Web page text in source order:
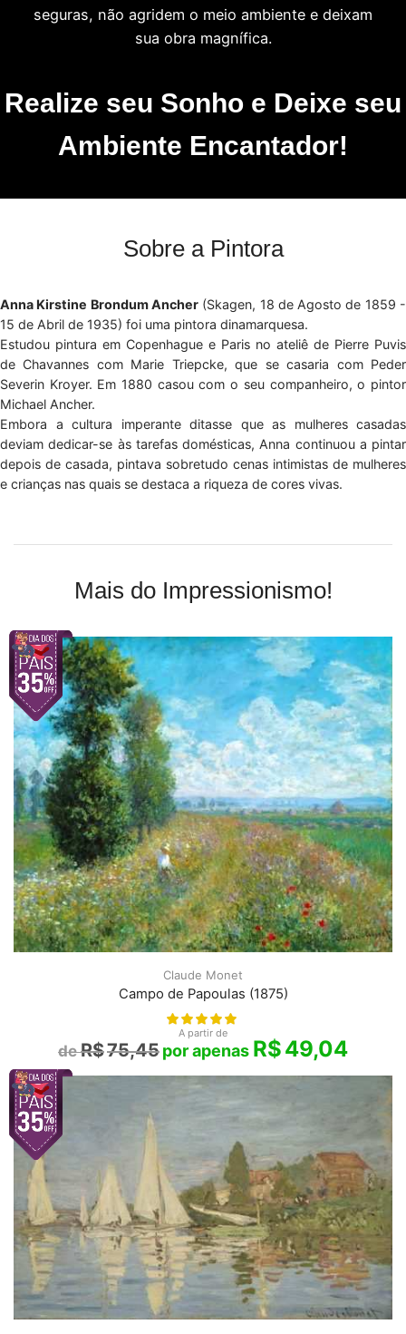
seguras, não agridem o meio ambiente e deixam
sua obra magnífica.
Realize seu Sonho e Deixe seu
Ambiente Encantador!
Sobre a Pintora
Anna Kirstine Brondum Ancher(Skagen, 18 de Agosto de 1859 -
15 de Abril de 1935) foi uma pintora dinamarquesa.
Estudou pintura em Copenhague e Paris no ateliê de Pierre Puvis
de Chavannes com Marie Triepcke, que se casaria com Peder
Severin Kroyer. Em 1880 casou com o seu companheiro, o pintor
Michael Ancher.
Embora a cultura imperante ditasse que as mulheres casadas
deviam dedicar-se às tarefas domésticas, Anna continuou a pintar
depois de casada, pintava sobretudo cenas intimistas de mulheres
e crianças nas quais se destaca a riqueza de cores vivas.
Mais do Impressionismo!
Claude Monet
Campo de Papoulas (1875)
A partir de
R$75,45 R$49,04